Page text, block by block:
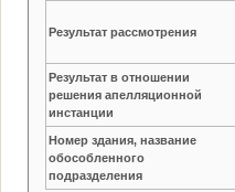
Результат рассмотрения
Результат в отношении
решения апелляционной
инстанции
Номер здания, название
обособленного
подразделения